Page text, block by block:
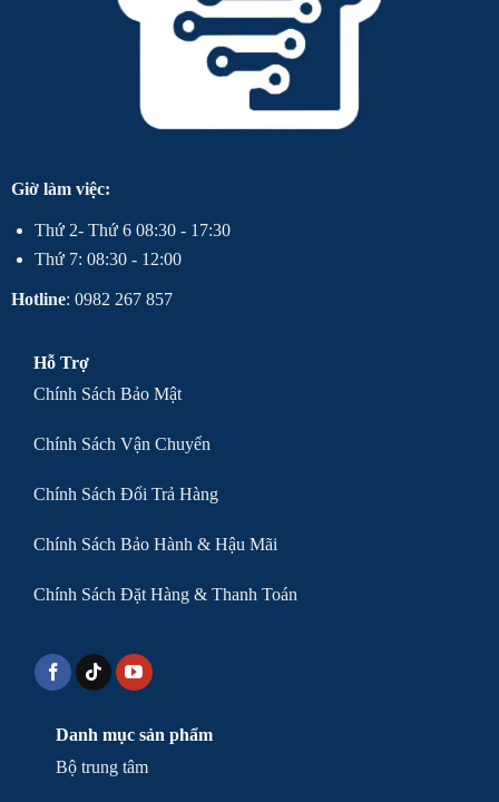
Giờ làm việc:
Thứ 2- Thứ 6 08:30 - 17:30
Thứ 7: 08:30 - 12:00
Hotline: 0982 267 857
Hỗ Trợ
Chính Sách Bảo Mật
Chính Sách Vận Chuyển
Chính Sách Đổi Trả Hàng
Chính Sách Bảo Hành & Hậu Mãi
Chính Sách Đặt Hàng & Thanh Toán
Danh mục sản phẩm
Bộ trung tâm